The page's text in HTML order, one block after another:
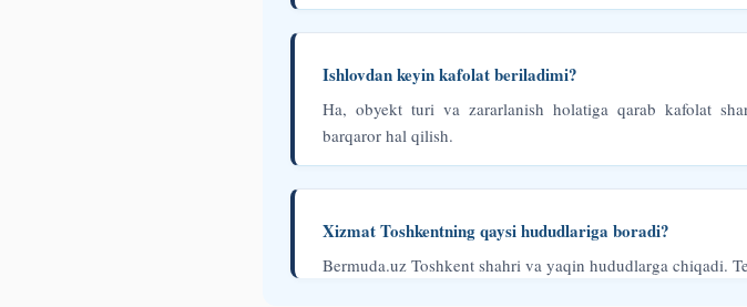
Ishlovdan keyin kafolat beriladimi?
Ha, obyekt turi va zararlanish holatiga qarab kafolat
barqaror hal qilish.
Xizmat Toshkentning qaysi hududlariga boradi?
Bermuda.uz Toshkent shahri va yaqin hududlarga chiqadi.